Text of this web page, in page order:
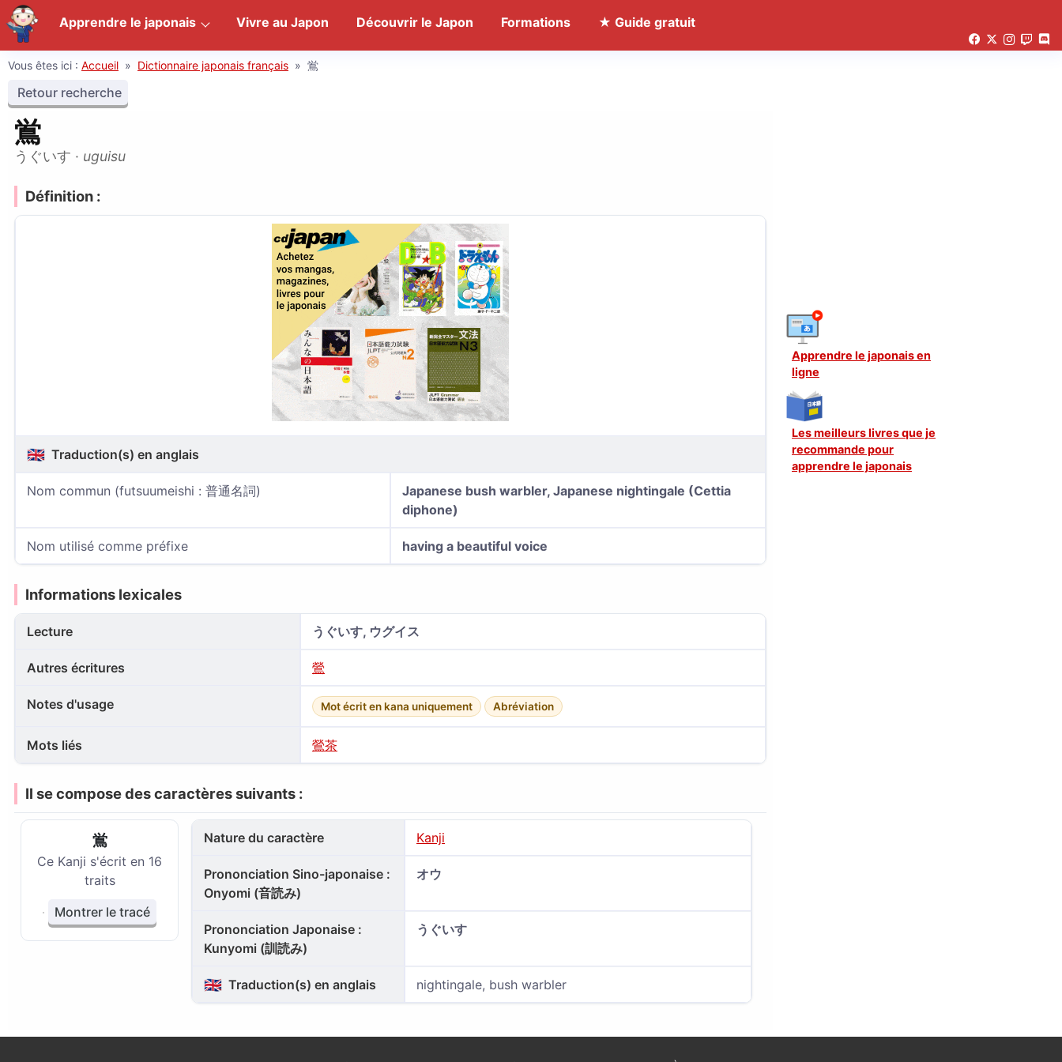
Vous êtes ici : Accueil » Dictionnaire japonais français » 鴬
Retour recherche
鴬
うぐいす · uguisu
Définition :
🇬🇧 Traduction(s) en anglais
Nom commun (futsuumeishi : 普通名詞)
Japanese bush warbler, Japanese nightingale (Cettia
diphone)
Nom utilisé comme préfixe having a beautiful voice
Informations lexicales
Lecture うぐいす, ウグイス
Autres écritures 鶯
Notes d'usage Mot écrit en kana uniquement Abréviation
Mots liés 鶯茶
Il se compose des caractères suivants :
鴬
Ce Kanji s'écrit en 16
traits
Montrer le tracé
Nature du caractère Kanji
Prononciation Sino-japonaise :
Onyomi (音読み)
オウ
Prononciation Japonaise :
Kunyomi (訓読み)
うぐいす
🇬🇧 Traduction(s) en anglais nightingale, bush warbler
Apprendre le japonais en
ligne
Les meilleurs livres que je
recommande pour
apprendre le japonais
Apprendre le japonais Vivre au Japon Découvrir le Japon Formations ★ Guide gratuit